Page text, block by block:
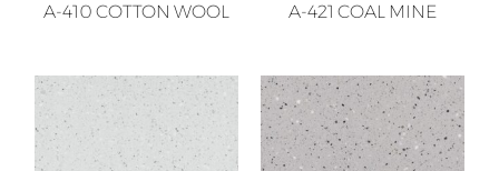
A-410 COTTON WOOL A-421 COAL MINE